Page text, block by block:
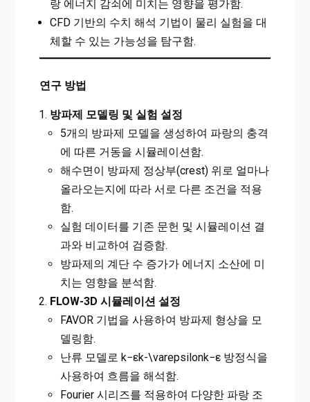
랑 에너지 감쇠에 미치는 영향을 평가함.
CFD 기반의 수치 해석 기법이 물리 실험을 대
체할 수 있는 가능성을 탐구함.
연구 방법
방파제 모델링 및 실험 설정
5개의 방파제 모델을 생성하여 파랑의 충격
에 따른 거동을 시뮬레이션함.
해수면이 방파제 정상부(crest) 위로 얼마나
올라오는지에 따라 서로 다른 조건을 적용
함.
실험 데이터를 기존 문헌 및 시뮬레이션 결
과와 비교하여 검증함.
방파제의 계단 수 증가가 에너지 소산에 미
치는 영향을 분석함.
FLOW-3D 시뮬레이션 설정
FAVOR 기법을 사용하여 방파제 형상을 모
델링함.
난류 모델로 k−εk-\varepsilonk−ε 방정식을
사용하여 흐름을 해석함.
Fourier 시리즈를 적용하여 다양한 파랑 조